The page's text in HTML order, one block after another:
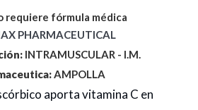
requiere fórmula médica
PHARMACEUTICAL
INTRAMUSCULAR - I.M.
AMPOLLA
aporta vitamina C en